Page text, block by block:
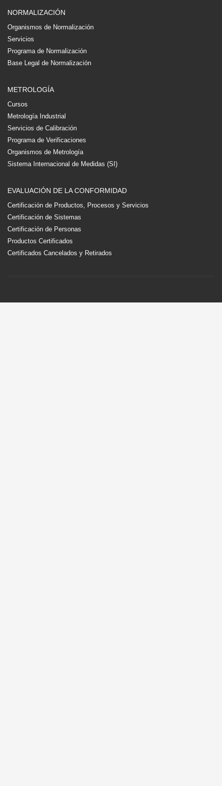
NORMALIZACIÓN
Organismos de Normalización
Servicios
Programa de Normalización
Base Legal de Normalización
METROLOGÍA
Cursos
Metrología Industrial
Servicios de Calibración
Programa de Verificaciones
Organismos de Metrología
Sistema Internacional de Medidas (SI)
EVALUACIÓN DE LA CONFORMIDAD
Certificación de Productos, Procesos y Servicios
Certificación de Sistemas
Certificación de Personas
Productos Certificados
Certificados Cancelados y Retirados